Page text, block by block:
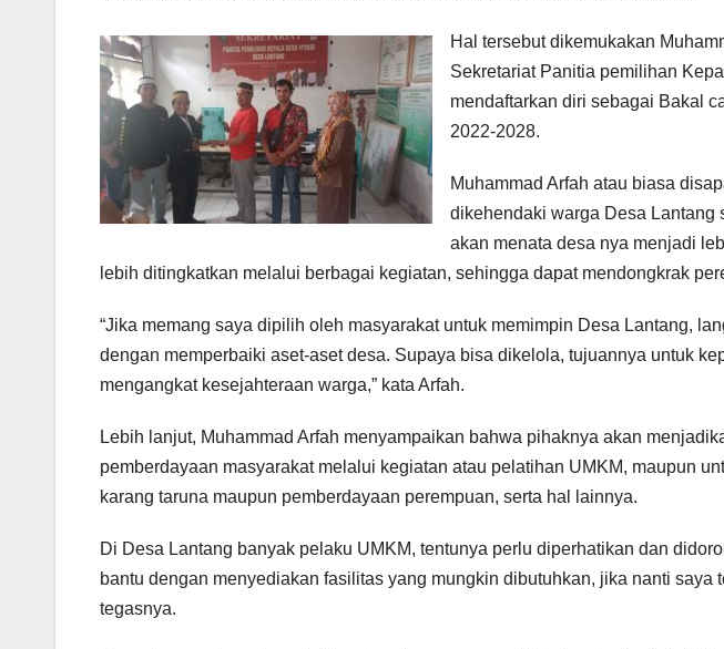
Hal tersebut dikemukakan
Sekretariat Panitia pemilihan
mendaftarkan diri sebagai Bakal
2022-2028.
Muhammad Arfah atau biasa
dikehendaki warga Desa Lantang
akan menata desa nya menjadi
lebih ditingkatkan melalui berbagai kegiatan, sehingga dapat mendongkrak
“Jika memang saya dipilih oleh masyarakat untuk memimpin Desa Lantang,
dengan memperbaiki aset-aset desa. Supaya bisa dikelola, tujuannya untuk
mengangkat kesejahteraan warga,” kata Arfah.
Lebih lanjut, Muhammad Arfah menyampaikan bahwa pihaknya akan
pemberdayaan masyarakat melalui kegiatan atau pelatihan UMKM, maupun
karang taruna maupun pemberdayaan perempuan, serta hal lainnya.
Di Desa Lantang banyak pelaku UMKM, tentunya perlu diperhatikan dan
bantu dengan menyediakan fasilitas yang mungkin dibutuhkan, jika nanti saya
tegasnya.